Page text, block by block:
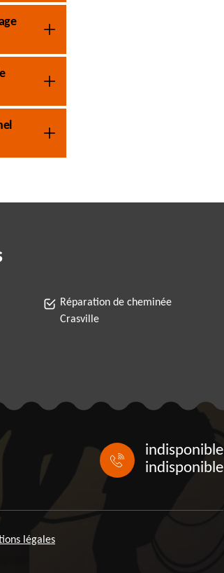
Réparation de cheminée
Crasville
indisponible
indisponible
légales